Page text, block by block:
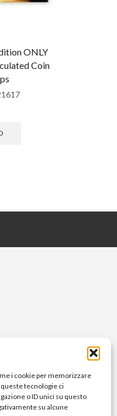
i cookie per memorizzare
tecnologie ci
o ID unici su questo
su alcune
ONLY
Coin